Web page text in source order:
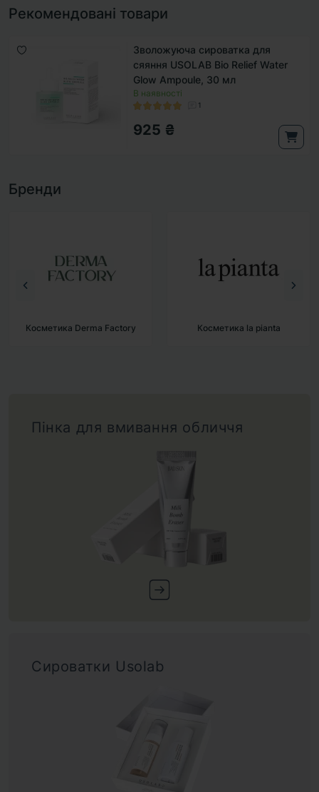
Рекомендовані товари
Зволожуюча сироватка для
сяяння USOLAB Bio Relief Water
Glow Ampoule, 30 мл
В наявності
1
925 ₴
Бренди
Косметика la pianta Косметика BAD SKIN
Пінка для вмивання обличчя
Сироватки Usolab